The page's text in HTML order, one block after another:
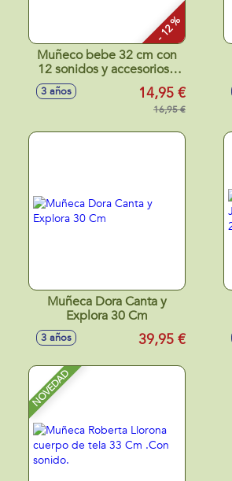
- 12 %
Muñeco bebe 32 cm con
12 sonidos y accesorios -
Modelos surtidos
3 años 14,95 €
16,95 €
Muñeca Dora Canta y
Explora 30 Cm
3 años 39,95 €
NOVEDAD